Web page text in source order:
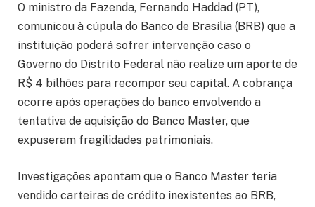
O ministro da Fazenda, Fernando Haddad (PT),
comunicou à cúpula do Banco de Brasília (BRB) que a
instituição poderá sofrer intervenção caso o
Governo do Distrito Federal não realize um aporte de
R$ 4 bilhões para recompor seu capital. A cobrança
ocorre após operações do banco envolvendo a
tentativa de aquisição do Banco Master, que
expuseram fragilidades patrimoniais.
Investigações apontam que o Banco Master teria
vendido carteiras de crédito inexistentes ao BRB,